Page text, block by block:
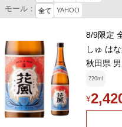
モール： 全て YAHOO
8/9限定
しゅ は
720ml
¥